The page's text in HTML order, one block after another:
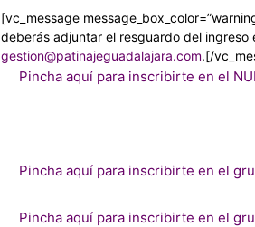
[vc_message
deberás adjuntar el resguardo del ingreso
gestion@patinajeguadalajara.com.[/
Pincha aquí para inscribirte en el
Pincha aquí para inscribirte en el
Pincha aquí para inscribirte en el